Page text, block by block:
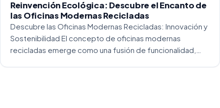
Reinvención Ecológica: Descubre el Encanto de
las Oficinas Modernas Recicladas
Descubre las Oficinas Modernas Recicladas: Innovación y
Sostenibilidad El concepto de oficinas modernas
recicladas emerge como una fusión de funcionalidad,